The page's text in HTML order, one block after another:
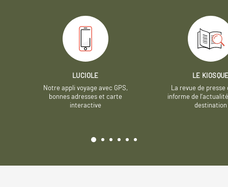
LUCIOLE
Notre appli voyage avec GPS,
bonnes adresses et carte
interactive
LE
La revue de presse
informe de
destination